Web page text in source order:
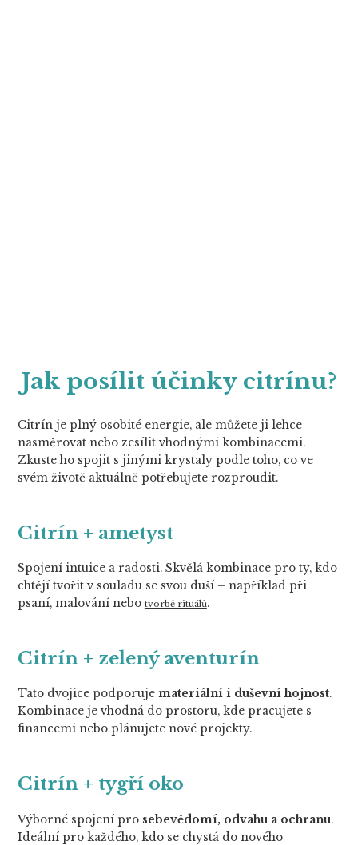
Jak posílit účinky citrínu?
Citrín je plný osobité energie, ale můžete ji lehce
nasměrovat nebo zesílit vhodnými kombinacemi.
Zkuste ho spojit s jinými krystaly podle toho, co ve
svém životě aktuálně potřebujete rozproudit.
Citrín + ametyst
Spojení intuice a radosti. Skvělá kombinace pro ty, kdo
chtějí tvořit v souladu se svou duší – například při
psaní, malování nebo tvorbě rituálů.
Citrín + zelený aventurín
Tato dvojice podporuje materiální i duševní hojnost.
Kombinace je vhodná do prostoru, kde pracujete s
financemi nebo plánujete nové projekty.
Citrín + tygří oko
Výborné spojení pro sebevědomí, odvahu a ochranu.
Ideální pro každého, kdo se chystá do nového